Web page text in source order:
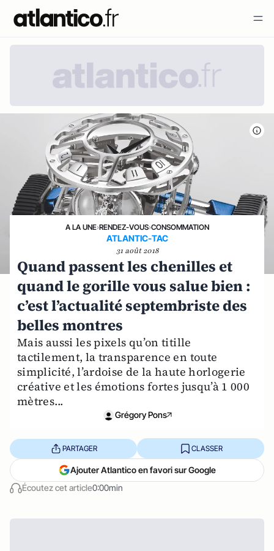
A LA UNE›RENDEZ-VOUS›CONSOMMATION
ATLANTIC-TAC
31 août 2018
Quand passent les chenilles et
quand le gorille vous salue bien :
c’est l’actualité septembriste des
belles montres
Mais aussi les pixels qu’on titille
tactilement, la transparence en toute
simplicité, l’ardoise de la haute horlogerie
créative et les émotions fortes jusqu’à 1 000
mètres...
Grégory Pons
Écoutez cet article0:00min
PARTAGER CLASSER
Ajouter Atlantico en favori sur Google